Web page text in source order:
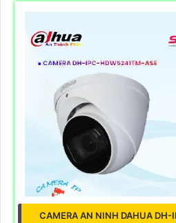
CAMERA AN NINH DAHUA